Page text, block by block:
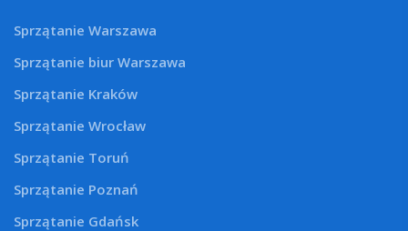
Sprzątanie Warszawa
Sprzątanie biur Warszawa
Sprzątanie Kraków
Sprzątanie Wrocław
Sprzątanie Toruń
Sprzątanie Poznań
Sprzątanie Gdańsk